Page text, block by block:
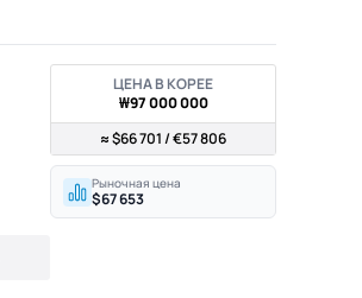
ЦЕНА В КОРЕЕ
₩97 000 000
≈ $66 701 / €57 806
Рыночная цена
$67 653